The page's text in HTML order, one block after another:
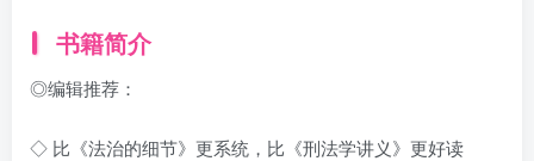
书籍简介
◎编辑推荐：
◇ 比《法治的细节》更系统，比《刑法学讲义》更好读